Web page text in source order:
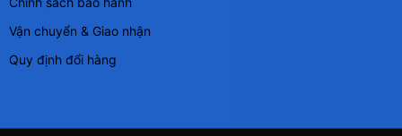
Vận chuyển & Giao nhận
Quy định đổi hàng